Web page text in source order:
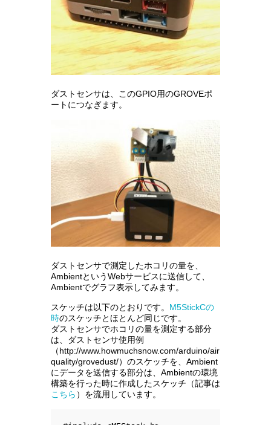
ダストセンサは、このGPIO用のGROVEポ
ートにつなぎます。
ダストセンサで測定したホコリの量を、
AmbientというWebサービスに送信して、
Ambientでグラフ表示してみます。
スケッチは以下のとおりです。 M5StickCの
時のスケッチとほとんど同じです。
ダストセンサでホコリの量を測定する部分
は、ダストセンサ使用例
（http://www.howmuchsnow.com/arduino/air
quality/grovedust/）のスケッチを、Ambient
にデータを送信する部分は、Ambientの環境
構築を行った時に作成したスケッチ（記事は
こちら ）を流用しています。